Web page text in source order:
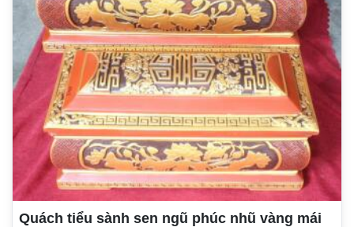
Quách tiểu sành sen ngũ phúc nhũ vàng mái